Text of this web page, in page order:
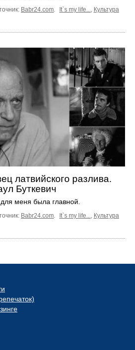
Babr24.com It`s my life...
Культура
латвийского разлива.
Буткевич
меня была главной.
Babr24.com It`s my life...
Культура